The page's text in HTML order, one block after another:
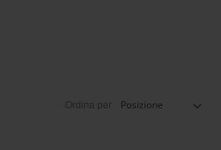
Ordina per